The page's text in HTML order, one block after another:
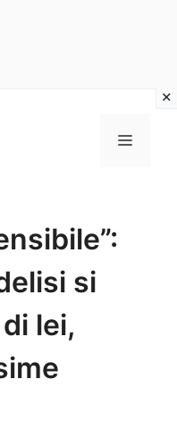
Menu
si
lei,